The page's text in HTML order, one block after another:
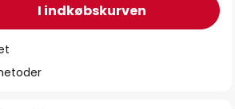
I indkøbskurven